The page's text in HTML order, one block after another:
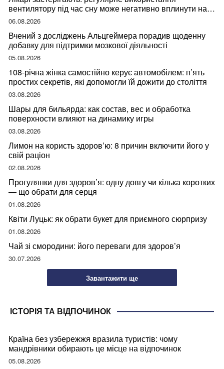
вентилятору під час сну може негативно вплинути на
ваше здоров’я
06.08.2026
Вчений з досліджень Альцгеймера порадив щоденну
добавку для підтримки мозкової діяльності
05.08.2026
108-річна жінка самостійно керує автомобілем: п’ять
простих секретів, які допомогли їй дожити до століття
03.08.2026
Шары для бильярда: как состав, вес и обработка
поверхности влияют на динамику игры
03.08.2026
Лимон на користь здоров’ю: 8 причин включити його у
свій раціон
02.08.2026
Прогулянки для здоров’я: одну довгу чи кілька коротких
— що обрати для серця
01.08.2026
Квіти Луцьк: як обрати букет для приємного сюрпризу
01.08.2026
Чай зі смородини: його переваги для здоров’я
30.07.2026
Завантажити ще
ІСТОРІЯ ТА ВІДПОЧИНОК
Країна без узбережжя вразила туристів: чому
мандрівники обирають це місце на відпочинок
05.08.2026